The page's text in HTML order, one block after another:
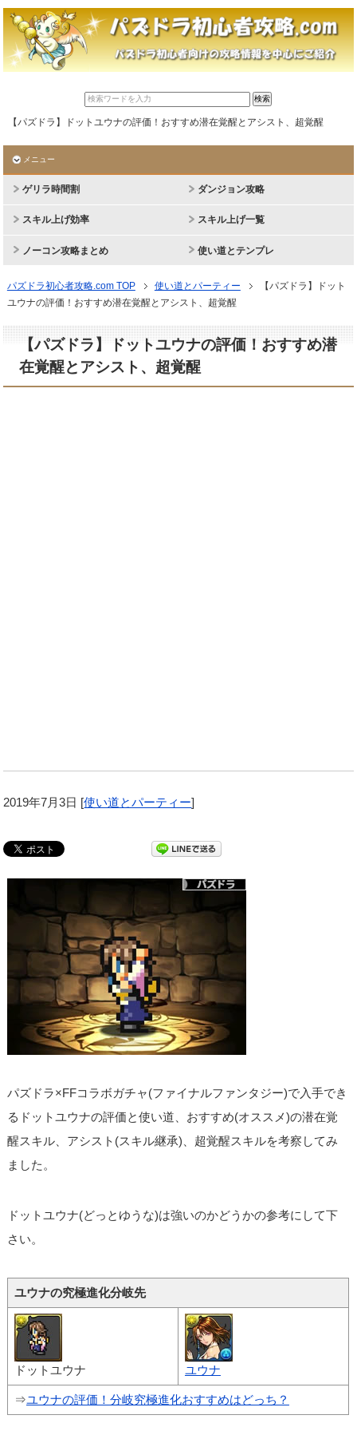
【パズドラ】ドットユウナの評価！おすすめ潜在覚醒とアシスト、超覚醒
メニュー
ゲリラ時間割 ダンジョン攻略
スキル上げ効率 スキル上げ一覧
ノーコン攻略まとめ 使い道とテンプレ
パズドラ初心者攻略.com TOP 使い道とパーティー
【パズドラ】ドット
ユウナの評価！おすすめ潜在覚醒とアシスト、超覚醒
【パズドラ】ドットユウナの評価！おすすめ潜
在覚醒とアシスト、超覚醒
2019年7月3日 [使い道とパーティー]
パズドラ×FFコラボガチャ(ファイナルファンタジー)で入手でき
るドットユウナの評価と使い道、おすすめ(オススメ)の潜在覚
醒スキル、アシスト(スキル継承)、超覚醒スキルを考察してみ
ました。
ドットユウナ(どっとゆうな)は強いのかどうかの参考にして下
さい。
ユウナの究極進化分岐先
ドットユウナ ユウナ
⇒ユウナの評価！分岐究極進化おすすめはどっち？